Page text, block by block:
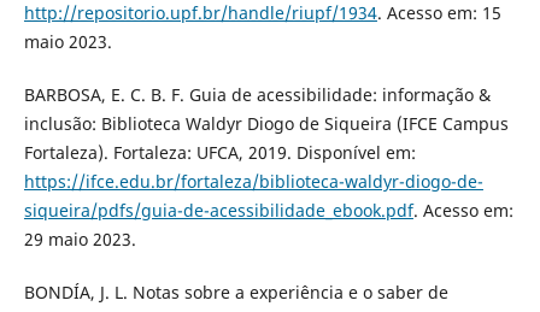
http://repositorio.upf.br/handle/riupf/1934. Acesso em: 15
maio 2023.
BARBOSA, E. C. B. F. Guia de acessibilidade: informação &
inclusão: Biblioteca Waldyr Diogo de Siqueira (IFCE Campus
Fortaleza). Fortaleza: UFCA, 2019. Disponível em:
https://ifce.edu.br/fortaleza/biblioteca-waldyr-diogo-de-
siqueira/pdfs/guia-de-acessibilidade_ebook.pdf. Acesso em:
29 maio 2023.
BONDÍA, J. L. Notas sobre a experiência e o saber de